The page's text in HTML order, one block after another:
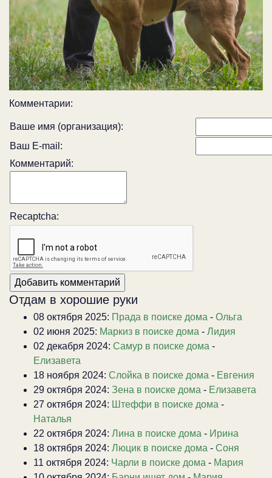
Комментарии:
Ваше имя (организация):
Ваш E-mail:
Комментарий:
Recaptcha:
Отдам в хорошие руки
08 октября 2025: Прада в поиске дома - Ольга
02 июня 2025: Маркиз в поиске дома - Лидия
02 декабря 2024: Самур в поиске дома -
Елизавета
18 ноября 2024: Слойка в поиске дома - Евгения
29 октября 2024: Зена в поиске дома - Елизавета
27 октября 2024: Штеффи в поиске дома -
Наталья
22 октября 2024: Лина в поиске дома - Ирина
18 октября 2024: Люцик в поиске дома - Соня
11 октября 2024: Чарли в поиске дома - Мария